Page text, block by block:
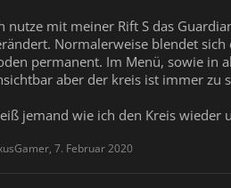
nutze mit meiner Rift S das
Normalerweise blendet
permanent. Im Menü, sowie in
aber der kreis ist immer zu
jemand wie ich den Kreis wieder
, 7. Februar 2020